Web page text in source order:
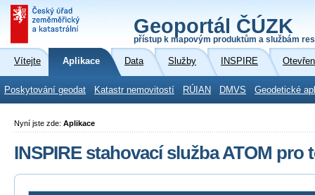
Geoportál ČÚZK
přístup k mapovým produktům a službám
Vítejte Aplikace Data Služby INSPIRE
Poskytování geodat Katastr nemovitostí RÚIAN DMVS Geodetické
Nyní jste zde: Aplikace
INSPIRE stahovací služba ATOM pro